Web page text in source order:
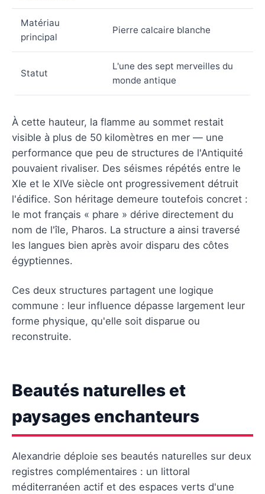
Matériau
principal
Pierre calcaire blanche
Statut
L'une des sept merveilles du
monde antique
À cette hauteur, la flamme au sommet restait
visible à plus de 50 kilomètres en mer — une
performance que peu de structures de l'Antiquité
pouvaient rivaliser. Des séismes répétés entre le
XIe et le XIVe siècle ont progressivement détruit
l'édifice. Son héritage demeure toutefois concret :
le mot français « phare » dérive directement du
nom de l'île, Pharos. La structure a ainsi traversé
les langues bien après avoir disparu des côtes
égyptiennes.
Ces deux structures partagent une logique
commune : leur influence dépasse largement leur
forme physique, qu'elle soit disparue ou
reconstruite.
Beautés naturelles et
paysages enchanteurs
Alexandrie déploie ses beautés naturelles sur deux
registres complémentaires : un littoral
méditerranéen actif et des espaces verts d'une